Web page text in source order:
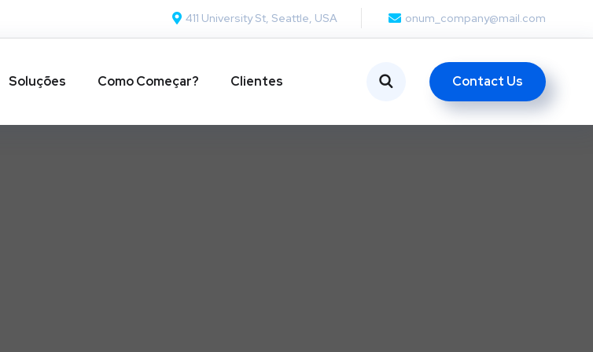
411 University St, Seattle, USA onum_company@mail.com
Soluções Como Começar? Clientes Contact Us